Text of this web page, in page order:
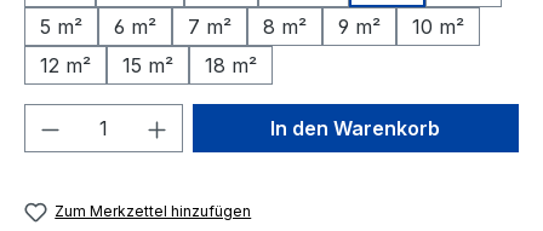
5 m²
6 m² 7 m² 8 m² 9 m²
10 m²
12 m²
15 m² 18 m²
Produkt Anzahl: Gib denIn den Warenkorb
Zum Merkzettel hinzufügen